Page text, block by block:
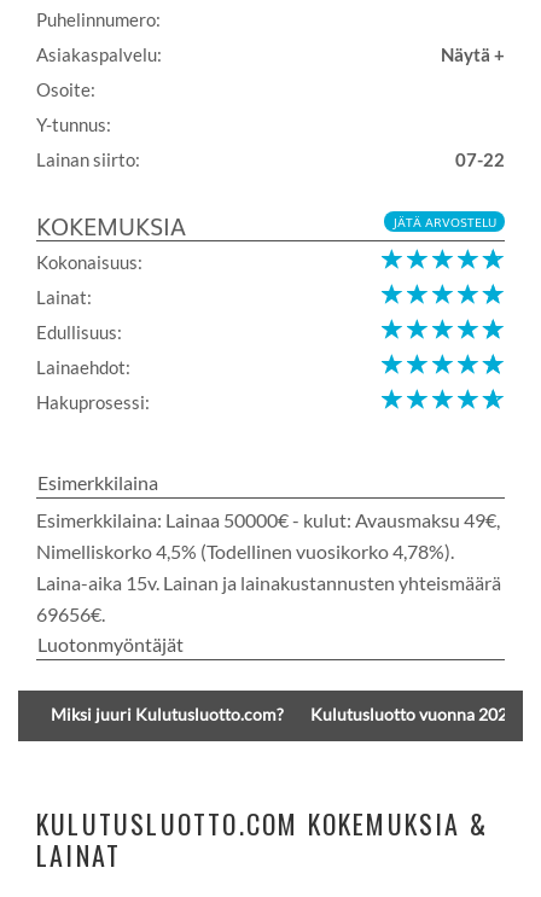
Puhelinnumero:
Asiakaspalvelu:
Näytä +
Osoite:
Y-tunnus:
Lainan siirto:
07-22
KOKEMUKSIA JÄTÄ ARVOSTELU
Kokonaisuus:
Lainat:
Edullisuus:
Lainaehdot:
Hakuprosessi:
Esimerkkilaina
Esimerkkilaina: Lainaa 50000€ - kulut: Avausmaksu 49€,
Nimelliskorko 4,5% (Todellinen vuosikorko 4,78%).
Laina-aika 15v. Lainan ja lainakustannusten yhteismäärä
69656€.
Luotonmyöntäjät
Miksi juuri Kulutusluotto.com? Kulutusluotto vuonna 2026 –
KULUTUSLUOTTO.COM KOKEMUKSIA &
LAINAT